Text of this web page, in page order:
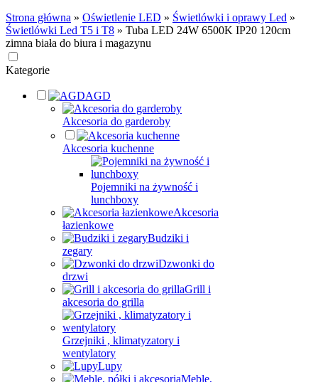
Strona główna » Oświetlenie LED » Świetlówki i oprawy Led »
Świetlówki Led T5 i T8 » Tuba LED 24W 6500K IP20 120cm
zimna biała do biura i magazynu
Kategorie
AGD
Akcesoria do garderoby
Akcesoria kuchenne
Pojemniki na żywność i
lunchboxy
Akcesoria
łazienkowe
Budziki i
zegary
Dzwonki do
drzwi
Grill i
akcesoria do grilla
Grzejniki , klimatyzatory i
wentylatory
Lupy
Meble,